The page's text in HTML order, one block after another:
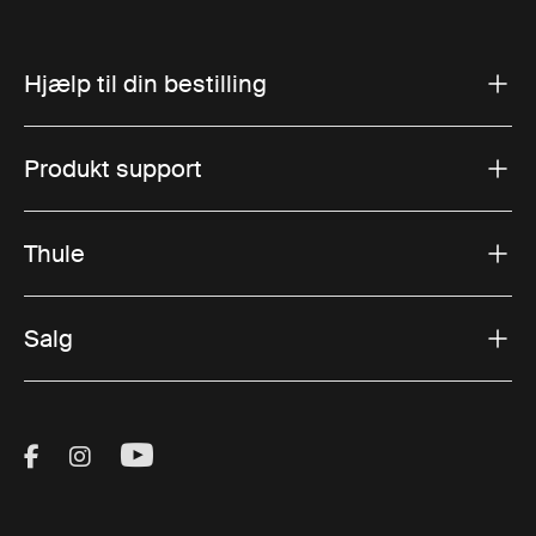
Hjælp til din bestilling
Produkt support
Thule
Salg
Visit Thule on Facebook (external link)
Visit Thule on Instagram (external link)
Visit Thule on Youtube (external